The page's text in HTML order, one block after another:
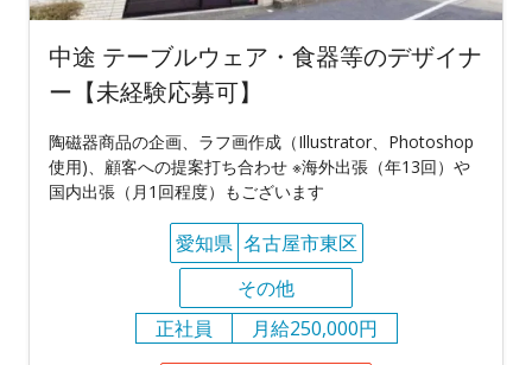
中途 テーブルウェア・食器等のデザイナ
ー【未経験応募可】
陶磁器商品の企画、ラフ画作成（Illustrator、Photoshop
使用)、顧客への提案打ち合わせ ※海外出張（年13回）や
国内出張（月1回程度）もございます
愛知県 名古屋市東区
その他
正社員
月給250,000円